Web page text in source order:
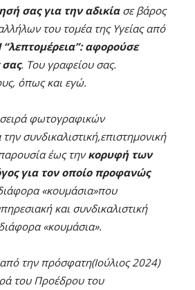
σας για την αδικίασε βάρος
του τομέα της Υγείας από
“λεπτομέρεια”: αφορούσε
σας. Του γραφείου σας.
όπως και εγώ.
σειρά φωτογραφικών
συνδικαλιστική,επιστημονική
έως τηνκορυφή των
για τον οποίο προφανώς
«κουμάσια»που
και συνδικαλιστική
«κουμάσια».
την πρόσφατη(Ιούλιος 2024)
του Προέδρου του